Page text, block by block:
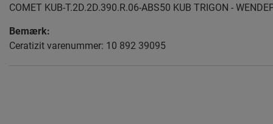
COMET KUB-T.2D.2D.390.R.06-ABS50 KUB TRIGON -
Bemærk:
Ceratizit varenummer: 10 892 39095